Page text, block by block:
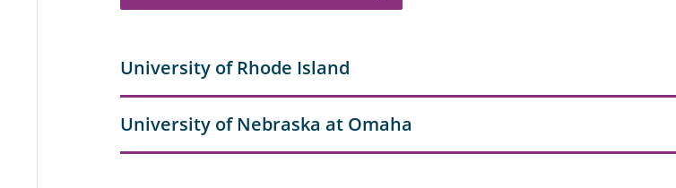
University of Rhode Island
University of Nebraska at Omaha